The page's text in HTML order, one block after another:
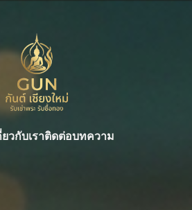
ยวกับเราติดต่อบทความ